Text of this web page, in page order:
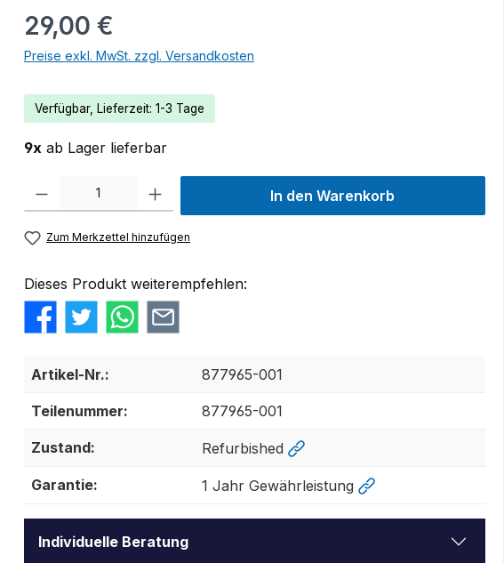
Lager!
29,00 €
Preise exkl. MwSt. zzgl. Versandkosten
Verfügbar, Lieferzeit: 1-3 Tage
9x ab Lager lieferbar
Produkt Anzahl: Gib den gewünschten Wert ein oder benutze die Schaltflächen um die
In den Warenkorb
Zum Merkzettel hinzufügen
Dieses Produkt weiterempfehlen:
Artikel-Nr.: 877965-001
Teilenummer: 877965-001
Zustand: Refurbished
Garantie: 1 Jahr Gewährleistung
Individuelle Beratung